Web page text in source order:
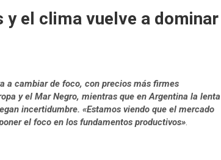
y el clima vuelve a dominar
a cambiar de foco, con precios más firmes
y el Mar Negro, mientras que en Argentina la lenta
incertidumbre. «Estamos viendo que el mercado
el foco en los fundamentos productivos».